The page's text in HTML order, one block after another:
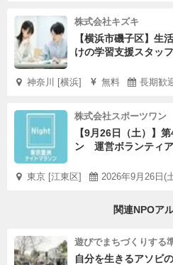
株式会社キズキ
【横浜市磯子区】生
けの学習支援スタッ
神奈川 [横浜] 無料 長期歓
株式会社スポーツワン
【9月26日（土）】
ン 運営ボランティア
東京 [江東区] 2026年9月26日(
関連NPOア
遊びでまちづくりする
自分を生きるアソビ